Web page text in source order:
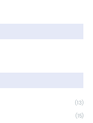
(13)
(15)